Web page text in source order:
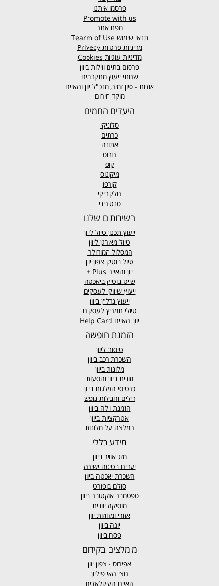
פרסמו איתנו
Promote with us
מפת אתר
תנאי שימוש
מדיניות פרטיות Privecy
מדיניות עוגיות Cookies
פרסום בתים ווילות ביוון
שרותי ייעוץ מתקדמים
אודות - סיון זמיר, מנכ"ל יוון והאיים
מוקד חירום
היעדים החמים
סלוניקי
כרתים
אתונה
רודוס
קוס
מיקונוס
קורפו
חלקידיקי
סנטוריני
השירותים שלנו
ייעוץ תכנון טיול ליוון
טיול מאורגן ליוון
המסלול המודולרי
טיול בוטיק צפון יוון
יוון והאיים Plus +
שייט בוטיק ביאכטה
ייעוץ שיווקי לעסקים
ייעוץ נדל"ן ביוון
טיולי תמריץ לעסקים
יוון והאיים Help Card
הזמנת חופשה
טיסות ליוון
השכרת רכב ביוון
מלונות ביוון
מונית ביוון והסעות
כרטיסי הפלגות ביוון
דילים וחבילות נופש
הזמנת וילה ביוון
אטרקציות ביוון
המלצה על מלונות
מידע כללי
מזג אוויר ביוון
יעדים בטיסה ישירה
השכרת יאכטה ביוון
סולם בופורט
ספטמבר אוקטובר ביוון
מוסיקה יוונית
אזורי ומחוזות יוון
יוגה ביוון
פסח ביוון
מומלצים בקידום
אפירוס - צפון יוון
חצי האי פיליון
האיים הקיקלאדים